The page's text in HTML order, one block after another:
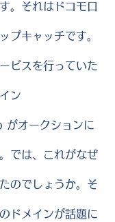
。それはドコモ口
プキャッチです。
ビスを行っていた
イン
オークションに
では、これがなぜ
のでしょうか。そ
ドメインが話題に